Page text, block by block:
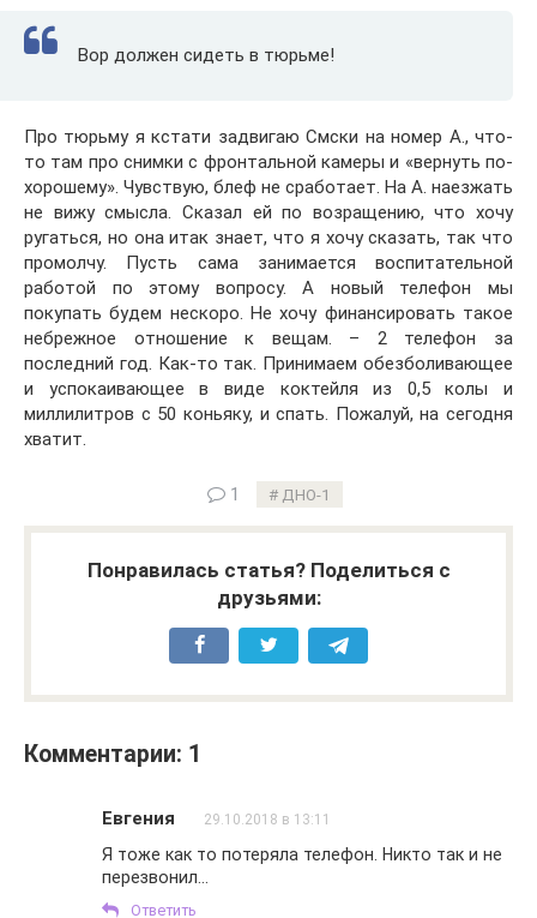
Вор должен сидеть в тюрьме!
Про тюрьму я кстати задвигаю Смски на номер А., что-
то там про снимки с фронтальной камеры и «вернуть по-
хорошему». Чувствую, блеф не сработает. На А. наезжать
не вижу смысла. Сказал ей по возращению, что хочу
ругаться, но она итак знает, что я хочу сказать, так что
промолчу. Пусть сама занимается воспитательной
работой по этому вопросу. А новый телефон мы
покупать будем нескоро. Не хочу финансировать такое
небрежное отношение к вещам. – 2 телефон за
последний год. Как-то так. Принимаем обезболивающее
и успокаивающее в виде коктейля из 0,5 колы и
миллилитров с 50 коньяку, и спать. Пожалуй, на сегодня
хватит.
1 ДНО-1
Понравилась статья? Поделиться с
друзьями:
Комментарии: 1
Евгения 29.10.2018 в 13:11
Я тоже как то потеряла телефон. Никто так и не
перезвонил…
Ответить